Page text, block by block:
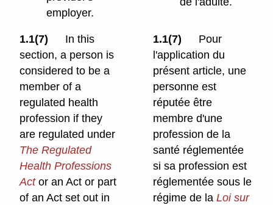
employer.
1.1(7)
In this
section, a person is
considered to be a
member of a
regulated health
profession if they
are regulated under
The Regulated
Health Professions
Actor an Act or part
of an Act set out in
1.1(7)
Pour
l'application du
présent article, une
personne est
réputée être
membre d'une
profession de la
santé réglementée
si sa profession est
réglementée sous le
régime de laLoi sur